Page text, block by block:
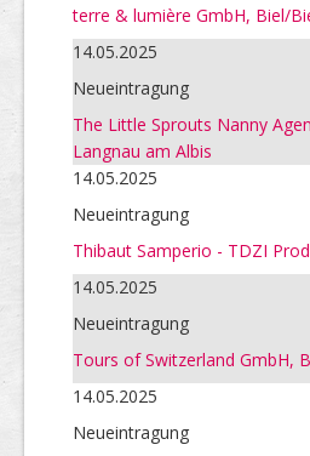
terre & lumière GmbH, Biel/
14.05.2025
Neueintragung
The Little Sprouts Nanny
Langnau am Albis
14.05.2025
Neueintragung
Thibaut Samperio - TDZI
14.05.2025
Neueintragung
Tours of Switzerland GmbH,
14.05.2025
Neueintragung